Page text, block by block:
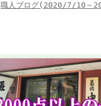
職人ブログ(2020/7/10～